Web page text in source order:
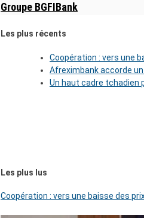
Groupe BGFIBank
Les plus récents
Coopération : vers une
Afreximbank accorde
Un haut cadre tchadien
Les plus lus
Coopération : vers une baisse des